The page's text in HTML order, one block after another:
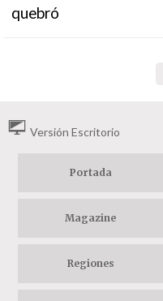
quebró
Versión Escritorio
Portada
Magazine
Regiones